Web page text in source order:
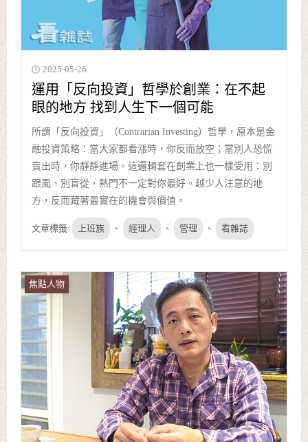
2025-05-26
運用「反向投資」哲學於創業：在不起
眼的地方 找到人生下一個可能
所謂「反向投資」（Contrarian Investing）哲學，原本是金
融投資策略：當大家都看漲時，你反而放空；當別人恐慌
賣出時，你靜靜進場。這邏輯套在創業上也一樣受用：別
跟風、別盲從，熱門不一定對你最好。越少人注意的地
方，反而藏著最實在的機會與價值。
文章標籤: 上班族 、 經理人 、 管理 、 看雜誌
焦點人物